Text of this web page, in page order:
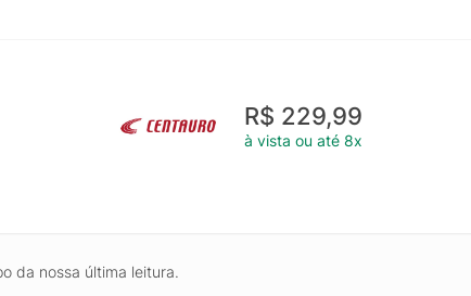
R$ 229,99
à vista ou até 8x
da nossa última leitura.